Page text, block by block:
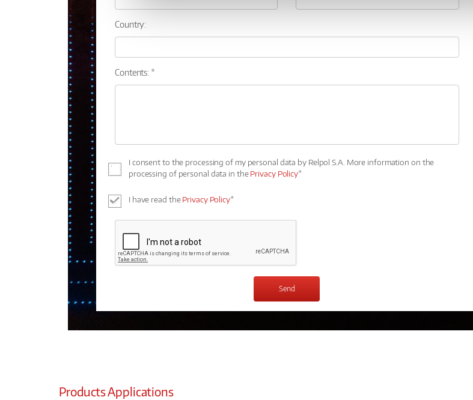
Country:
Contents: *
I consent to the processing of my personal data by Relpol S.A. More information on the
processing of personal data in thePrivacy Policy*
I have read thePrivacy Policy*
Products Applications